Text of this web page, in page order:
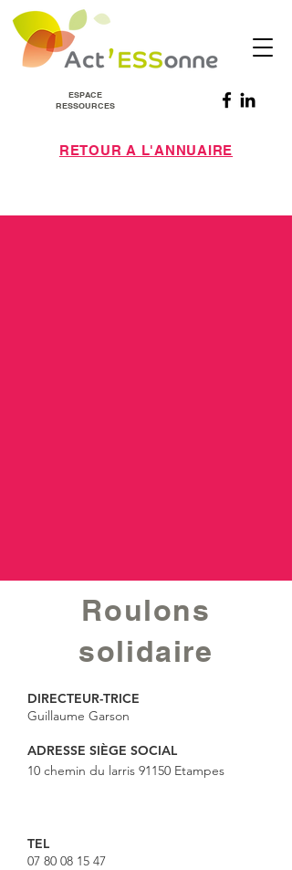
ESPACE
RESSOURCES
RETOUR A L'ANNUAIRE
Roulons
solidaire
DIRECTEUR-TRICE
Guillaume Garson
ADRESSE SIÈGE SOCIAL
10 chemin du larris 91150 Etampes
TEL
07 80 08 15 47